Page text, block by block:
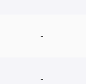
-
-